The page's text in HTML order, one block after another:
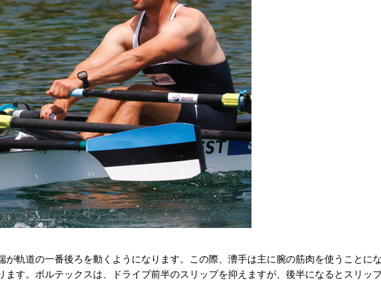
が軌道の一番後ろを動くようになります。この際、漕手は主に腕の筋肉を使うことに
す。ボルテックスは、ドライブ前半のスリップを抑えますが、後半になるとスリ